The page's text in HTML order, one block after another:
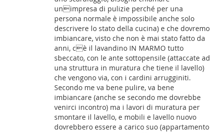
unimpresa di pulizie perché per una
persona normale è impossibile anche solo
descrivere lo stato della cucina) e che dovremo
imbiancare, visto che non è mai stato fatto da
anni, cè il lavandino IN MARMO tutto
sbeccato, con le ante sottopensile (attaccate ad
una struttura in muratura che tiene il lavello)
che vengono via, con i cardini arrugginiti.
Secondo me va bene pulire, va bene
imbiancare (anche se secondo me dovrebbe
venirci incontro) ma i lavori di muratura per
smontare il lavello, e mobili e lavello nuovo
dovrebbero essere a carico suo (appartamento